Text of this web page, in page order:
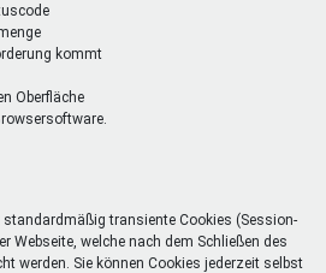
kommt
Oberfläche
transiente Cookies (Session-
Webseite, welche nach dem Schließen des
werden. Sie können Cookies jederzeit selbst